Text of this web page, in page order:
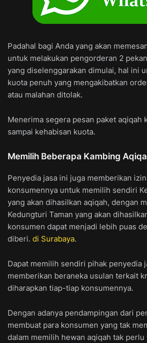
Padahal bagi Anda yang akan
untuk melakukan pengorderan 2
yang diselenggarakan dimulai, hal ini
kuota penuh yang mengakibatkan
atau malahan ditolak.
Menerima segera pesan paket aqiqah
sampai kehabisan kuota.
Memilih Beberapa Kambing
Penyedia jasa ini juga memberikan
konsumennya untuk memilih sendiri
yang akan dihasilkan aqiqah, dengan
Kedungturi Taman yang akan
konsumen dapat menjadi lebih puas
diberi. di Surabaya.
Dapat memilih sendiri pihak penyedia
memberikan beraneka usulan terkait
diharapkan tiap-tiap konsumennya.
Dengan adanya pendampingan dari
membuat para konsumen yang tak
dalam memilih hewan aqiqah tak